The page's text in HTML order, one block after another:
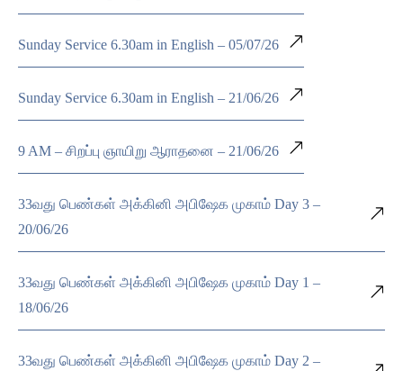
Sunday Service 6.30am in English – 05/07/26
Sunday Service 6.30am in English – 21/06/26
9 AM – சிறப்பு ஞாயிறு ஆராதனை – 21/06/26
33வது பெண்கள் அக்கினி அபிஷேக முகாம் Day 3 –
20/06/26
33வது பெண்கள் அக்கினி அபிஷேக முகாம் Day 1 –
18/06/26
33வது பெண்கள் அக்கினி அபிஷேக முகாம் Day 2 –